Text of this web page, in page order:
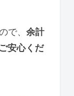
で、 余計
安心くだ